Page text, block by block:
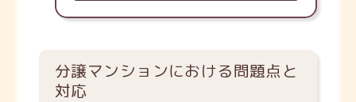
分譲マンションにおける問題点と
対応